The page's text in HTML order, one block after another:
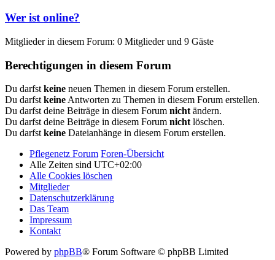
Wer ist online?
Mitglieder in diesem Forum: 0 Mitglieder und 9 Gäste
Berechtigungen in diesem Forum
Du darfst keine neuen Themen in diesem Forum erstellen.
Du darfst keine Antworten zu Themen in diesem Forum erstellen.
Du darfst deine Beiträge in diesem Forum nicht ändern.
Du darfst deine Beiträge in diesem Forum nicht löschen.
Du darfst keine Dateianhänge in diesem Forum erstellen.
Pflegenetz Forum Foren-Übersicht
Alle Zeiten sind UTC+02:00
Alle Cookies löschen
Mitglieder
Datenschutzerklärung
Das Team
Impressum
Kontakt
Powered by phpBB® Forum Software © phpBB Limited